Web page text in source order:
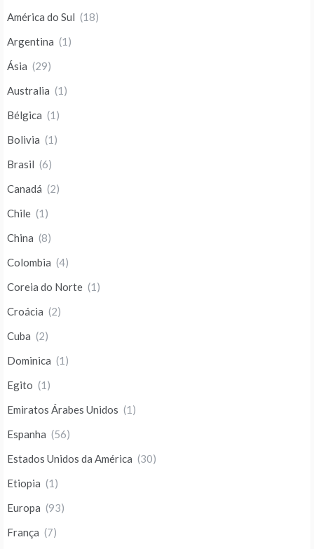
América do Sul (18)
Argentina (1)
Ásia (29)
Australia (1)
Bélgica (1)
Bolivia (1)
Brasil (6)
Canadá (2)
Chile (1)
China (8)
Colombia (4)
Coreia do Norte (1)
Croácia (2)
Cuba (2)
Dominica (1)
Egito (1)
Emiratos Árabes Unidos (1)
Espanha (56)
Estados Unidos da América (30)
Etiopia (1)
Europa (93)
França (7)